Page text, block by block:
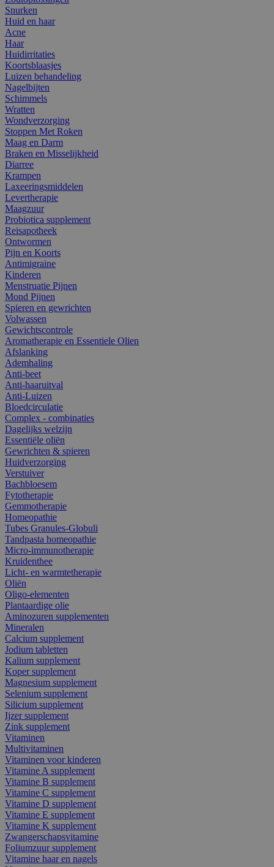
Snurken
Huid en haar
Acne
Haar
Huidirritaties
Koortsblaasjes
Luizen behandeling
Nagelbijten
Schimmels
Wratten
Wondverzorging
Stoppen Met Roken
Maag en Darm
Braken en Misselijkheid
Diarree
Krampen
Laxeeringsmiddelen
Levertherapie
Maagzuur
Probiotica supplement
Reisapotheek
Ontwormen
Pijn en Koorts
Antimigraine
Kinderen
Menstruatie Pijnen
Mond Pijnen
Spieren en gewrichten
Volwassen
Gewichtscontrole
Aromatherapie en Essentiele Olien
Afslanking
Ademhaling
Anti-beet
Anti-haaruitval
Anti-Luizen
Bloedcirculatie
Complex - combinaties
Dagelijks welzijn
Essentiële oliën
Gewrichten & spieren
Huidverzorging
Verstuiver
Bachbloesem
Fytotherapie
Gemmotherapie
Homeopathie
Tubes Granules-Globuli
Tandpasta homeopathie
Micro-immunotherapie
Kruidenthee
Licht- en warmtetherapie
Oliën
Oligo-elementen
Plantaardige olie
Aminozuren supplementen
Mineralen
Calcium supplement
Jodium tabletten
Kalium supplement
Koper supplement
Magnesium supplement
Selenium supplement
Silicium supplement
Ijzer supplement
Zink supplement
Vitaminen
Multivitaminen
Vitaminen voor kinderen
Vitamine A supplement
Vitamine B supplement
Vitamine C supplement
Vitamine D supplement
Vitamine E supplement
Vitamine K supplement
Zwangerschapsvitamine
Foliumzuur supplement
Vitamine haar en nagels